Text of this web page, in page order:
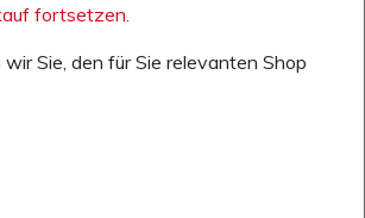
Firmenphilosophie und erfordert ein
in Ungarn haben wir
Damit verpflichten wir uns zu einer
unserer Umweltleistung.
anderem das Definieren einer
fortsetzen.
Sie, den für Sie relevanten Shop